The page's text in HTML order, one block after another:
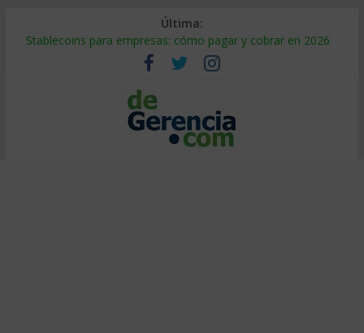
Última:
Stablecoins para empresas: cómo pagar y cobrar en 2026
Despido silencioso: qué es y por qué sale tan caro
IA en selección de personal: cómo auditarla a tiempo
Trabajo forzoso en la cadena de suministro: qué hacer
Mercado hispano de EE. UU.: cómo segmentarlo y venderle